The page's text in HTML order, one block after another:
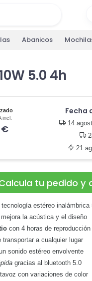
Abanicos
5.0 4h
incl.
€
Fecha
14
21
tu pedido y
tecnología estéreo inalámbrica
la acústica y el diseño
con 4 horas de reproducción
transportar a cualquier lugar
sonido estéreo envolvente
gracias al bluetooth 5.0
con variaciones de color